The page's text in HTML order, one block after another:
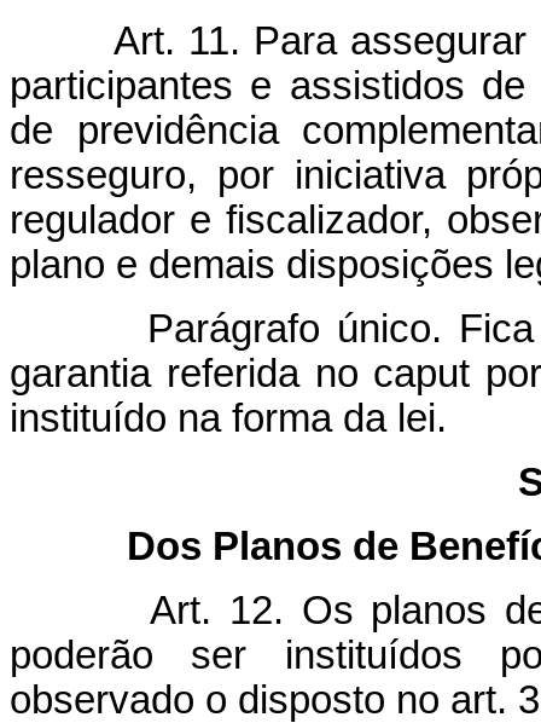
Art. 11. Para
participantes e assistidos
de previdência
resseguro, por iniciativa
regulador e fiscalizador,
plano e demais disposições
Parágrafo único. Fica
garantia referida no caput
instituído na forma da lei.
Dos Planos de
Art. 12. Os planos
poderão ser instituídos
observado o disposto no art.